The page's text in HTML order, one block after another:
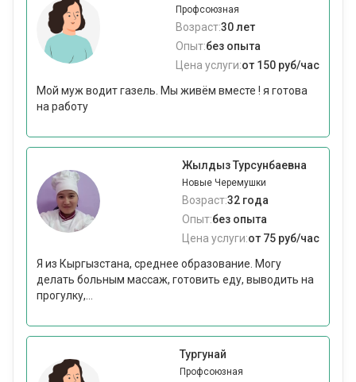
Профсоюзная
Возраст:30 лет
Опыт:без опыта
Цена услуги:от 150 руб/час
Мой муж водит газель. Мы живём вместе ! я готова
на работу
Жылдыз Турсунбаевна
Новые Черемушки
Возраст:32 года
Опыт:без опыта
Цена услуги:от 75 руб/час
Я из Кыргызстана, среднее образование. Могу
делать больным массаж, готовить еду, выводить на
прогулку,...
Тургунай
Профсоюзная